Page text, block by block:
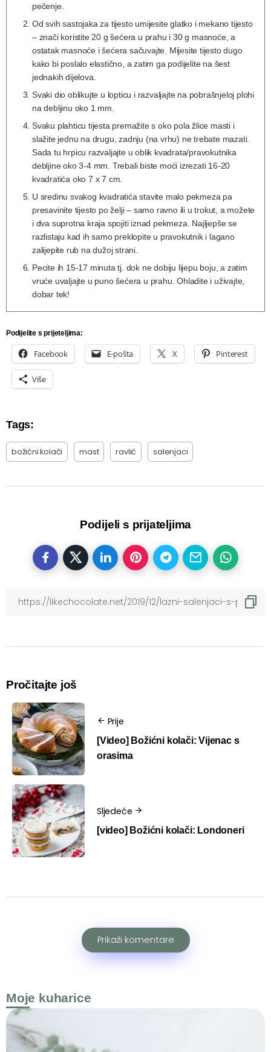
pečenje.
Od svih sastojaka za tijesto umijesite glatko i mekano tijesto
– znači koristite 20 g šećera u prahu i 30 g masnoće, a
ostatak masnoće i šećera sačuvajte. Mijesite tijesto dugo
kako bi poslalo elastično, a zatim ga podijelite na šest
jednakih dijelova.
Svaki dio oblikujte u lopticu i razvaljajte na pobrašnjeloj plohi
na debljinu oko 1 mm.
Svaku plahticu tijesta premažite s oko pola žlice masti i
slažite jednu na drugu, zadnju (na vrhu) ne trebate mazati.
Sada tu hrpicu razvaljajte u oblik kvadrata/pravokutnika
debljine oko 3-4 mm. Trebali biste moći izrezati 16-20
kvadratića oko 7 x 7 cm.
U sredinu svakog kvadratića stavite malo pekmeza pa
presavinite tijesto po želji – samo ravno ili u trokut, a možete
i dva suprotna kraja spojiti iznad pekmeza. Najljepše se
razlistaju kad ih samo preklopite u pravokutnik i lagano
zalijepite rub na dužoj strani.
Pecite ih 15-17 minuta tj. dok ne dobiju lijepu boju, a zatim
vruće uvaljajte u puno šećera u prahu. Ohladite i uživajte,
dobar tek!
Podijelite s prijeteljima:
Facebook E-pošta X Pinterest
Više
Tags:
božićni kolači mast ravlić salenjaci
Podijeli s prijateljima
Pročitajte još
Prije
[Video] Božićni kolači: Vijenac s
orasima
Sljedeće
[video] Božićni kolači: Londoneri
Prikaži komentare
Moje kuharice